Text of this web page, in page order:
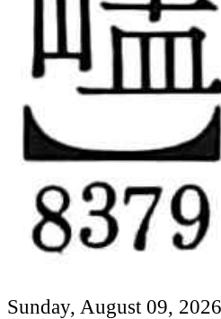
Sunday, August 09, 2026